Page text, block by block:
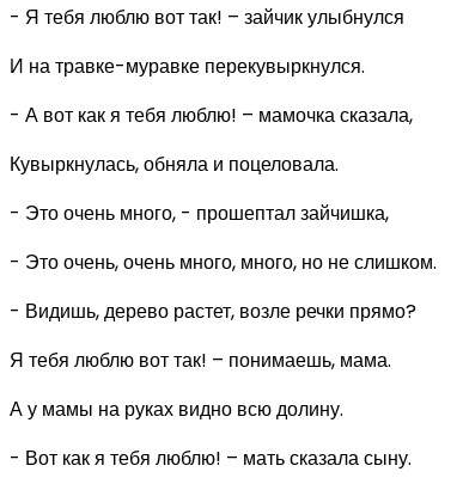
- Я тебя люблю вот так! – зайчик улыбнулся
И на травке-муравке перекувыркнулся.
- А вот как я тебя люблю! – мамочка сказала,
Кувыркнулась, обняла и поцеловала.
- Это очень много, - прошептал зайчишка,
- Это очень, очень много, много, но не слишком.
- Видишь, дерево растет, возле речки прямо?
Я тебя люблю вот так! – понимаешь, мама.
А у мамы на руках видно всю долину.
- Вот как я тебя люблю! – мать сказала сыну.